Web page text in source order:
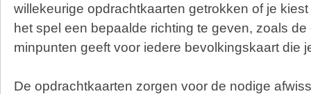
willekeurige opdrachtkaarten getrokken of je
het spel een bepaalde richting te geven, zoals
minpunten geeft voor iedere bevolkingskaart die
De opdrachtkaarten zorgen voor de nodige